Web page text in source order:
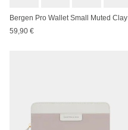
Bergen Pro Wallet Small Muted Clay
59,90 €